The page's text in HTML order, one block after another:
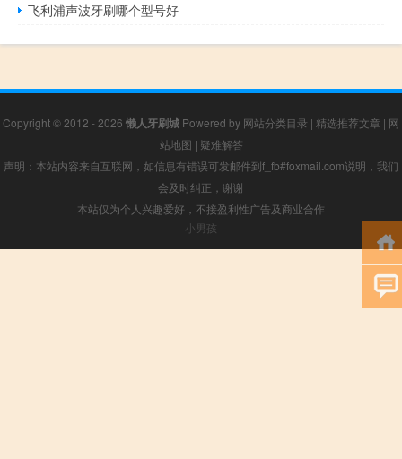
飞利浦声波牙刷哪个型号好
Copyright © 2012 - 2026 懒人牙刷城 Powered by 网站分类目录 | 精选推荐文章 | 网
站地图 | 疑难解答
声明：本站内容来自互联网，如信息有错误可发邮件到f_fb#foxmail.com说明，我们
会及时纠正，谢谢
本站仅为个人兴趣爱好，不接盈利性广告及商业合作
小男孩